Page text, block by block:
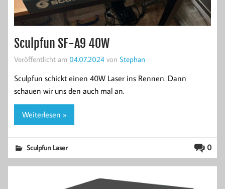
Sculpfun SF-A9 40W
Veröffentlicht am 04.07.2024 von Stephan
Sculpfun schickt einen 40W Laser ins Rennen. Dann
schauen wir uns den auch mal an.
Weiterlesen »
0
Sculpfun Laser